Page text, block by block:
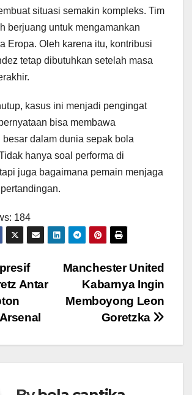
situasi semakin kompleks. Tim
berjuang untuk mengamankan
Eropa. Oleh karena itu, kontribusi
tetap dibutuhkan setelah masa
kasus ini menjadi pengingat
bisa membawa
besar dalam dunia sepak bola
hanya soal performa di
juga bagaimana pemain menjaga
184
Manchester United
Kabarnya Ingin
Memboyong Leon
Goretzka
Antar